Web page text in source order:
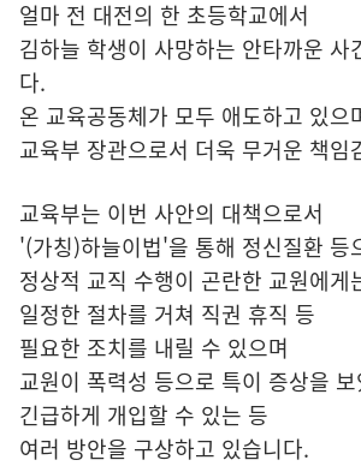
얼마 전 대전의 한 초등학교에서
김하늘 학생이 사망하는 안타까운 사
다.
온 교육공동체가 모두 애도하고 있으
교육부 장관으로서 더욱 무거운 책임
교육부는 이번 사안의 대책으로서
'(가칭)하늘이법'을 통해 정신질환 등
정상적 교직 수행이 곤란한 교원에게
일정한 절차를 거쳐 직권 휴직 등
필요한 조치를 내릴 수 있으며
교원이 폭력성 등으로 특이 증상을
긴급하게 개입할 수 있는 등
여러 방안을 구상하고 있습니다.